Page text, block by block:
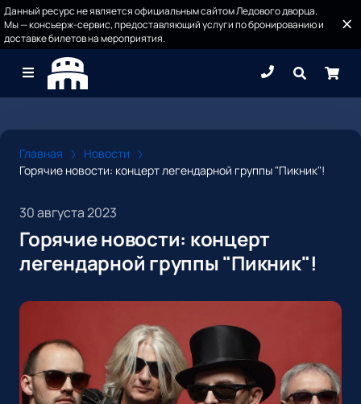
Данный ресурс не является официальным сайтом Ледового дворца.
Мы — консьерж-сервис, предоставляющий услуги по бронированию и
доставке билетов на мероприятия.
Главная
Новости
Горячие новости: концерт легендарной группы "Пикник"!
30 августа 2023
Горячие новости: концерт
легендарной группы "Пикник"!